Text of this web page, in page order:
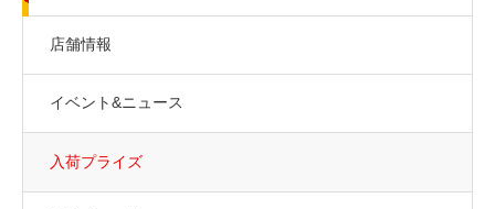
店舗情報
イベント&ニュース
入荷プライズ